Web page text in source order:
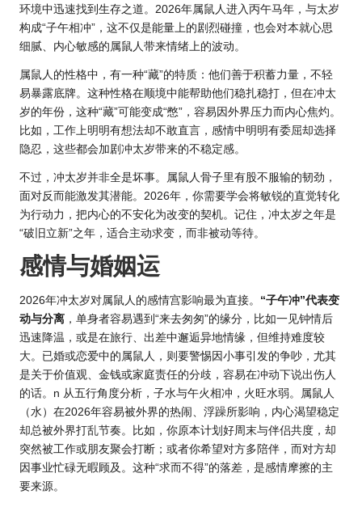
环境中迅速找到生存之道。 2026年属鼠人进入丙午马年，与太岁
构成“子午相冲”，这不仅是能量上的剧烈碰撞，也会对本就心思
细腻、内心敏感的属鼠人带来情绪上的波动。
属鼠人的性格中，有一种“藏”的特质：他们善于积蓄力量，不轻
易暴露底牌。这种性格在顺境中能帮助他们稳扎稳打，但在冲太
岁的年份，这种“藏”可能变成“憋”，容易因外界压力而内心焦灼。
比如，工作上明明有想法却不敢直言，感情中明明有委屈却选择
隐忍，这些都会加剧冲太岁带来的不稳定感。
不过，冲太岁并非全是坏事。属鼠人骨子里有股不服输的韧劲，
面对反而能激发其潜能。2026年，你需要学会将敏锐的直觉转化
为行动力，把内心的不安化为改变的契机。记住，冲太岁之年是
“破旧立新”之年，适合主动求变，而非被动等待。
感情与婚姻运
2026年冲太岁对属鼠人的感情宫影响最为直接。 “子午冲”代表变
动与分离 ，单身者容易遇到“来去匆匆”的缘分，比如一见钟情后
迅速降温，或是在旅行、出差中邂逅异地情缘，但维持难度较
大。已婚或恋爱中的属鼠人，则要警惕因小事引发的争吵，尤其
是关于价值观、金钱或家庭责任的分歧，容易在冲动下说出伤人
的话。n 从五行角度分析，子水与午火相冲，火旺水弱。属鼠人
（水）在2026年容易被外界的热闹、浮躁所影响，内心渴望稳定
却总被外界打乱节奏。比如，你原本计划好周末与伴侣共度，却
突然被工作或朋友聚会打断；或者你希望对方多陪伴，而对方却
因事业忙碌无暇顾及。这种“求而不得”的落差，是感情摩擦的主
要来源。